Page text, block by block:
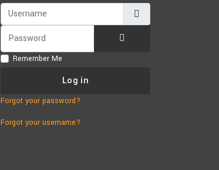
Username
Password
Remember Me
Log in
Forgot your password?
Forgot your username?